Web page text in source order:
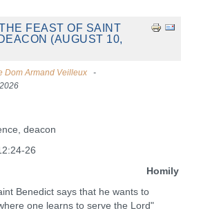
FEAST OF SAINT
(AUGUST 10,
Dom Armand Veilleux
deacon
26
says that he wants to
one learns to serve the Lord"